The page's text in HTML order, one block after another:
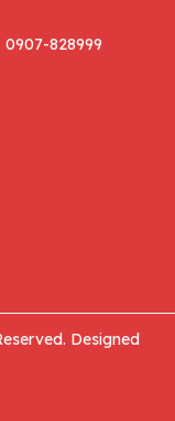
0907-828999
Designed